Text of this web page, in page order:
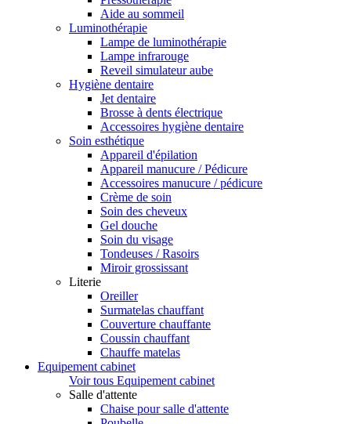
Aide au sommeil
Luminothérapie
Lampe de luminothérapie
Lampe infrarouge
Reveil simulateur aube
Hygiène dentaire
Jet dentaire
Brosse à dents électrique
Accessoires hygiène dentaire
Soin esthétique
Appareil d'épilation
Appareil manucure / Pédicure
Accessoires manucure / pédicure
Crème de soin
Soin des cheveux
Gel douche
Soin du visage
Tondeuses / Rasoirs
Miroir grossissant
Literie
Oreiller
Surmatelas chauffant
Couverture chauffante
Coussin chauffant
Chauffe matelas
Equipement cabinet
Voir tous Equipement cabinet
Salle d'attente
Chaise pour salle d'attente